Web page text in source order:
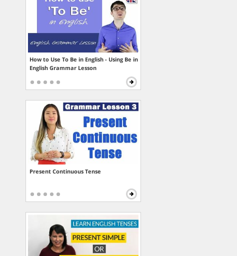
How to Use To Be in English - Using Be in
English Grammar Lesson
Present Continuous Tense